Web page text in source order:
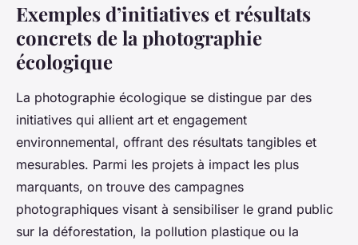
Exemples d’initiatives et résultats
concrets de la photographie
écologique
La photographie écologique se distingue par des
initiatives qui allient art et engagement
environnemental, offrant des résultats tangibles et
mesurables. Parmi les projets à impact les plus
marquants, on trouve des campagnes
photographiques visant à sensibiliser le grand public
sur la déforestation, la pollution plastique ou la